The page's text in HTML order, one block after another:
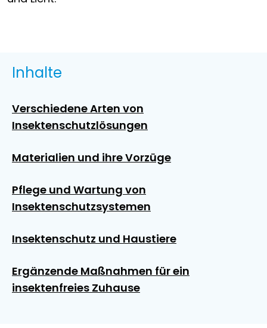
Inhalte
Verschiedene Arten von
Insektenschutzlösungen
Materialien und ihre Vorzüge
Pflege und Wartung von
Insektenschutzsystemen
Insektenschutz und Haustiere
Ergänzende Maßnahmen für ein
insektenfreies Zuhause